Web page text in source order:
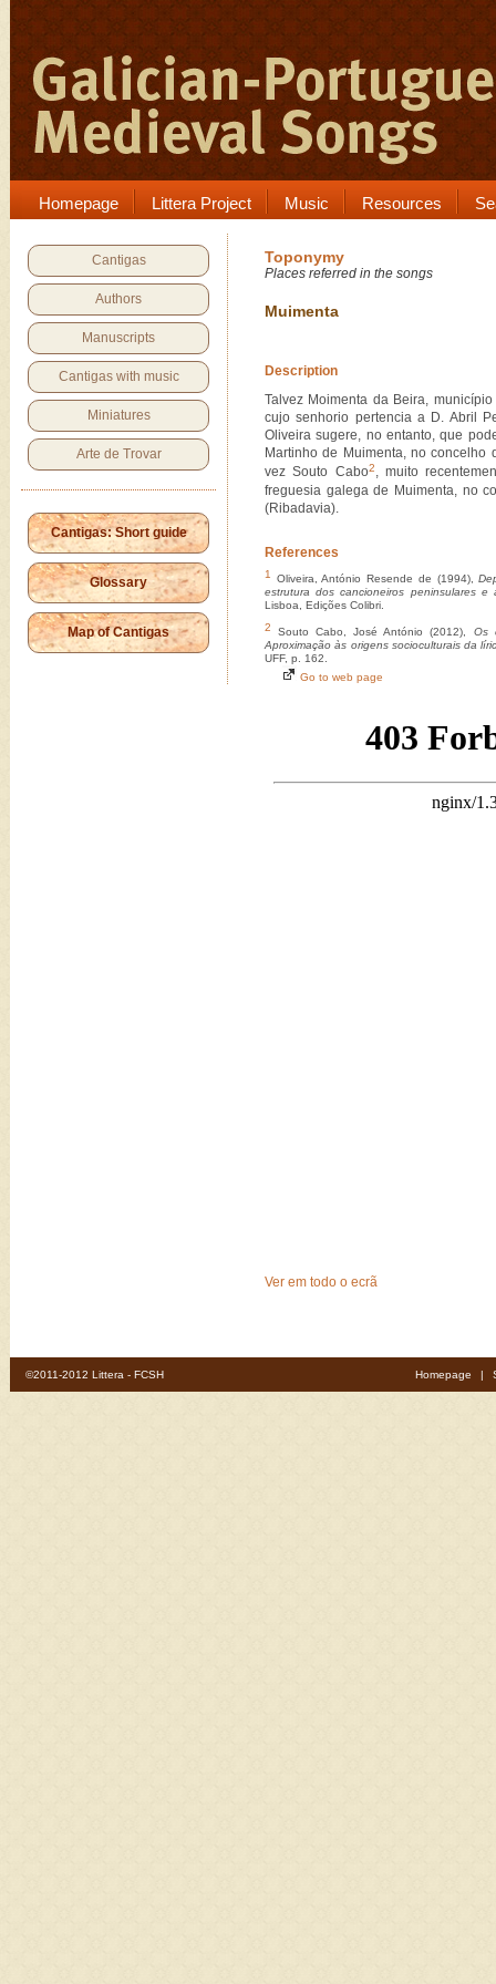
Homepage Littera Project Music Resources
Cantigas
Authors
Manuscripts
Cantigas with music
Miniatures
Arte de Trovar
Cantigas: Short guide
Glossary
Map of Cantigas
Toponymy
Places referred in the songs
Muimenta
Description
Talvez Moimenta da Beira,
cujo senhorio pertencia a D. Abril
Oliveira sugere, no entanto, que
Martinho de Muimenta, no concelho
vez Souto Cabo2, muito
freguesia galega de Muimenta, no
(Ribadavia).
References
1 Oliveira, António Resende de (1994),
estrutura dos cancioneiros peninsulares
Lisboa, Edições Colibri.
2 Souto Cabo, José António (2012), Os
Aproximação às origens socioculturais da
UFF, p. 162.
Go to web page
Ver em todo o ecrã
©2011-2012 Littera - FCSH Homepage |